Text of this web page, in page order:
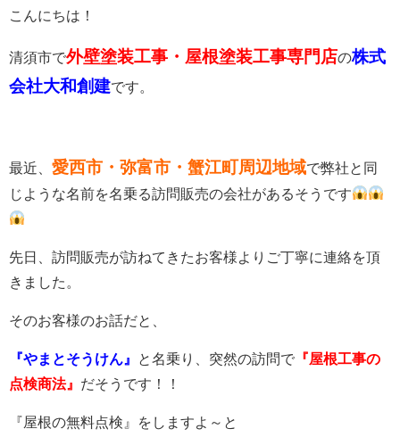
こんにちは！
清須市で外壁塗装工事・屋根塗装工事専門店の株式
会社大和創建です。
最近、 愛西市・弥富市・蟹江町周辺地域で弊社と同
じような名前を名乗る訪問販売の会社があるそうです
先日、訪問販売が訪ねてきたお客様よりご丁寧に連絡を頂
きました。
そのお客様のお話だと、
『やまとそうけん』 と名乗り、突然の訪問で 『屋根工事の
点検商法』 だそうです！！
『屋根の無料点検』をしますよ～と